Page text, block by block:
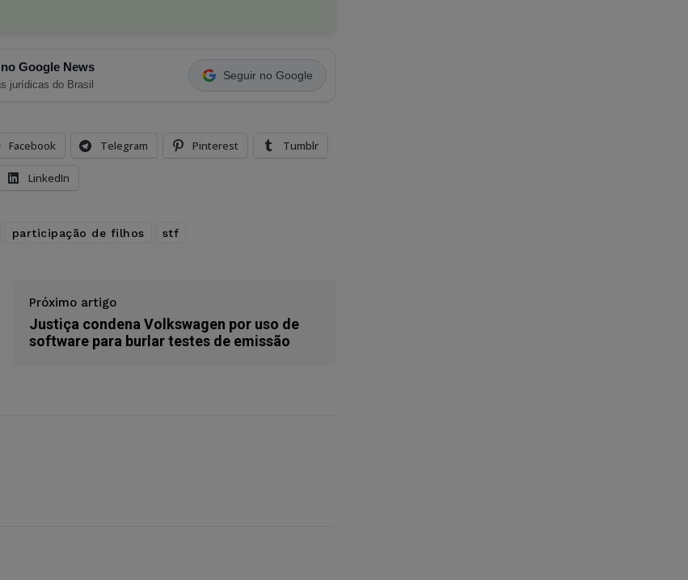
Google News
jurídicas do Brasil
Seguir no Google
Facebook Telegram Pinterest Tumblr
LinkedIn
participação de filhos stf
Próximo artigo
Justiça condena Volkswagen por uso de
software para burlar testes de emissão